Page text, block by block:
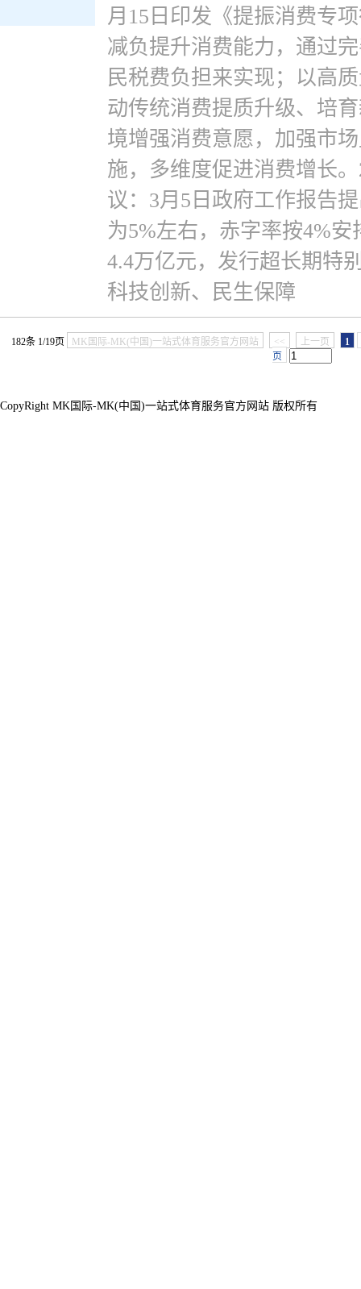
月15日印发《提振消费专
减负提升消费能力，通过
民税费负担来实现；以高
动传统消费提质升级、培
境增强消费意愿，加强市
施，多维度促进消费增长
议：3月5日政府工作报告
为5%左右，赤字率按4%
4.4万亿元，发行超长期特
科技创新、民生保障
182条 1/19页 MK国际-MK(中国)一站式体育服务官方网站 << 上一页
1
页
CopyRight MK国际-MK(中国)一站式体育服务官方网站 版权所有